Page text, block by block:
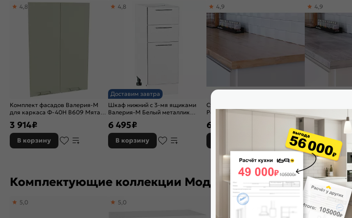
Комплект фасадов Валерия-М
для каркаса Ф-40Н В609 Мята
4,8
3 914₽
В корзину
Доставим завтра
Шкаф нижний с 3-мя ящиками
Валерия-М Белый металлик
4,8
6 495₽
В корзину
Столешница прямая Дерево
Родос матовая 3050*600*27
4,9
6 139
(влагостойкая)R3
4,9
В корзину
Комплектующие коллекции Модули кухни Валерия-М
5,0 5,0